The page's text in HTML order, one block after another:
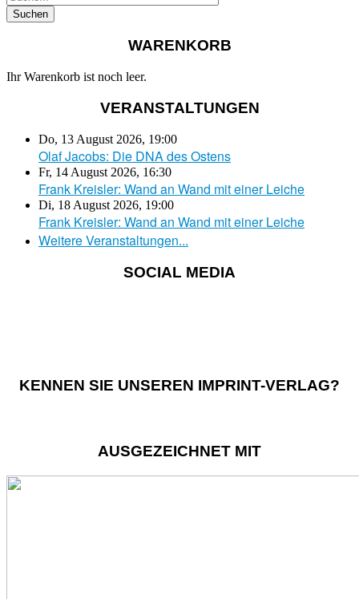
WARENKORB
Ihr Warenkorb ist noch leer.
VERANSTALTUNGEN
Do, 13 August 2026, 19:00
Olaf Jacobs: Die DNA des Ostens
Fr, 14 August 2026, 16:30
Frank Kreisler: Wand an Wand mit einer Leiche
Di, 18 August 2026, 19:00
Frank Kreisler: Wand an Wand mit einer Leiche
Weitere Veranstaltungen...
SOCIAL MEDIA
KENNEN SIE UNSEREN IMPRINT-VERLAG?
AUSGEZEICHNET MIT